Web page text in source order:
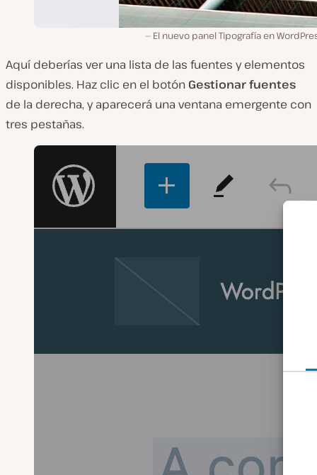
El nuevo panel Tipografía en
Aquí deberías ver una lista de las fuentes y elementos
disponibles. Haz clic en el botón Gestionar fuentes
de la derecha, y aparecerá una ventana emergente con
tres pestañas.